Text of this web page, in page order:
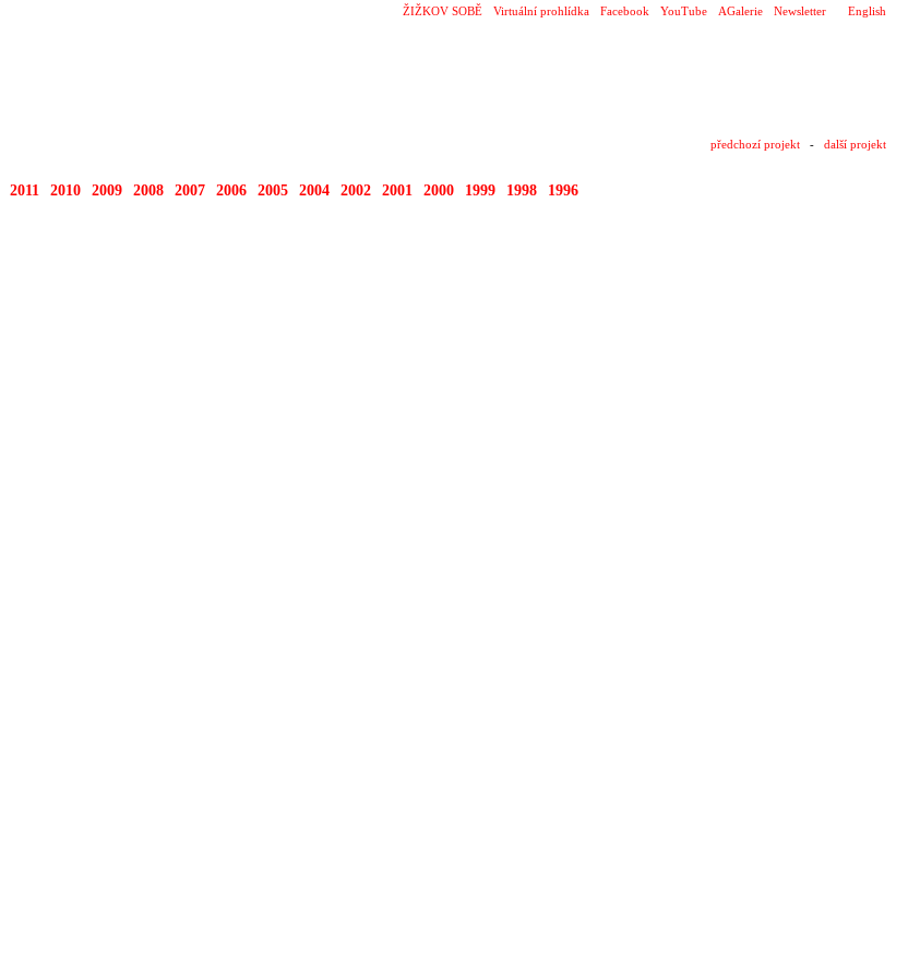
English
ŽIŽKOV SOBĚ Virtuální prohlídka Facebook YouTube AGalerie Newsletter
předchozí projekt - další projekt
2011 2010 2009 2008 2007 2006 2005 2004 2002 2001 2000 1999 1998 1996